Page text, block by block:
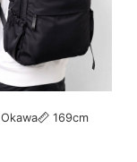
Okawa 169cm